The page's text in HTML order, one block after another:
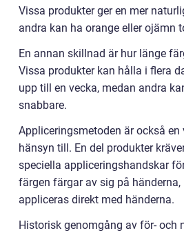
Vissa produkter ger en mer
andra kan ha orange eller ojämn
En annan skillnad är hur länge
Vissa produkter kan hålla i flera
upp till en vecka, medan andra
snabbare.
Appliceringsmetoden är också
hänsyn till. En del produkter
speciella appliceringshandskar
färgen färgar av sig på
appliceras direkt med händerna.
Historisk genomgång av för- och